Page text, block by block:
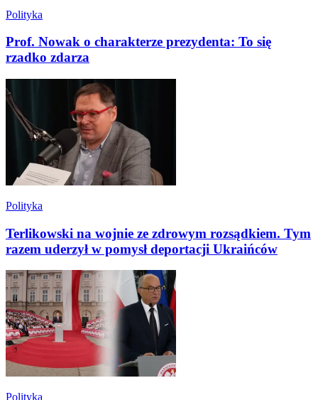
Polityka
Prof. Nowak o charakterze prezydenta: To się
rzadko zdarza
Polityka
Terlikowski na wojnie ze zdrowym rozsądkiem. Tym
razem uderzył w pomysł deportacji Ukraińców
Polityka